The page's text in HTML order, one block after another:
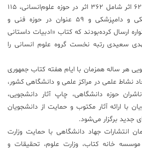
دانشجویان در این دوره، ۶۲۹ اثر شامل ۳۶۲ اثر در حوزه علوم‌انسانی، ۱۱۵
عنوان در شاخه علوم‌پزشکی و دامپزشکی و ۵۹ عنوان در حوزه فنی و
ارسال کرده‌بودند که کتاب «ادبیات داستانی
سعیدی رتبه نخست گروه علوم انسانی را
هر ساله همزمان با ایام هفته کتاب جمهوری
نشاط علمی در مراکز علمی و دانشگاهی کشور،
حوزه دانشگاهی، چاپ آثار دانشجویی،
با ارائه آثار مکتوب و حمایت از دانشجویان
جدید برگزار می‌شود.
انتشارات جهاد دانشگاهی با حمایت وزارت
خانه کتاب، وزارت علوم، تحقیقات و